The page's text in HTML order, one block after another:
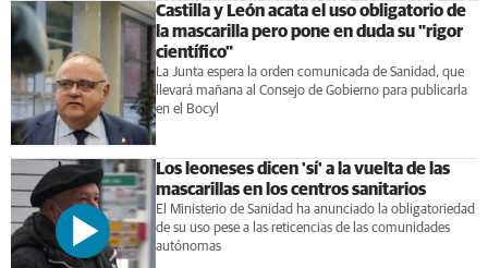
Castilla y León acata el uso obligatorio de
la mascarilla pero pone en duda su "rigor
científico"
La Junta espera la orden comunicada de Sanidad, que
llevará mañana al Consejo de Gobierno para publicarla
en el Bocyl
Los leoneses dicen 'sí' a la vuelta de las
mascarillas en los centros sanitarios
El Ministerio de Sanidad ha anunciado la obligatoriedad
de su uso pese a las reticencias de las comunidades
autónomas